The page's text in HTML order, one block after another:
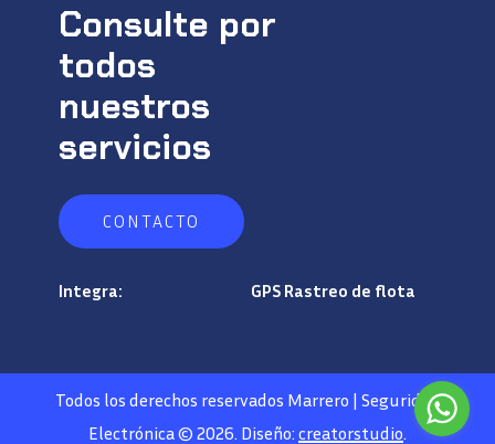
Consulte por
todos
nuestros
servicios
C O NTACTO
Integra: GPS Rastreo de flota
Todos los derechos reservados Marrero | Seguridad
Electrónica © 2026. Diseño: creatorstudio.